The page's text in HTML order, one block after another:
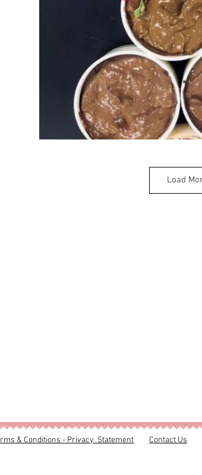
Load
& Conditions - Privacy Statement Contact Us